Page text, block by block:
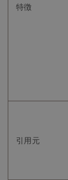
特徴
引用元